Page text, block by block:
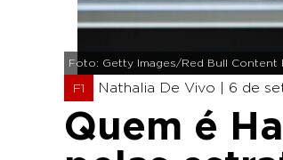
Foto: Getty Images/Red Bull Content
F1 Nathalia De Vivo | 6 de
Quem é